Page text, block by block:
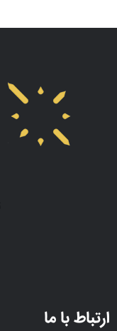
ارتباط با ما